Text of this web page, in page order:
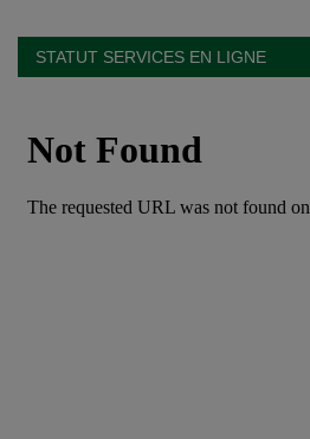
STATUT SERVICES EN LIGNE